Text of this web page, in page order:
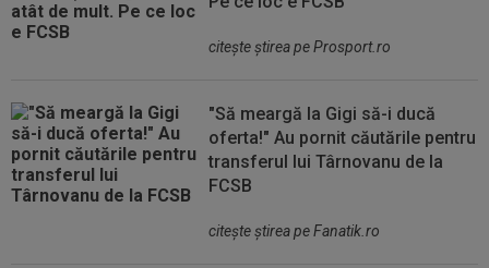
citeşte ştirea pe Prosport.ro
"Să meargă la Gigi să-i ducă
oferta!" Au pornit căutările pentru
transferul lui Târnovanu de la
FCSB
citeşte ştirea pe Fanatik.ro